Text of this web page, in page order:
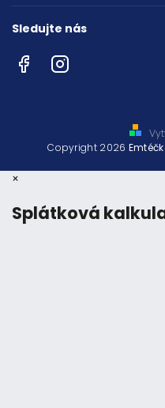
Sledujte nás
FacebookInstagram
Copyright 2026
×
Splátková